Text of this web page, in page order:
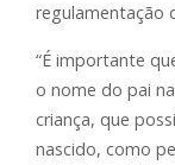
regulamentação
“É importante
o nome do pai
criança, que
nascido, como